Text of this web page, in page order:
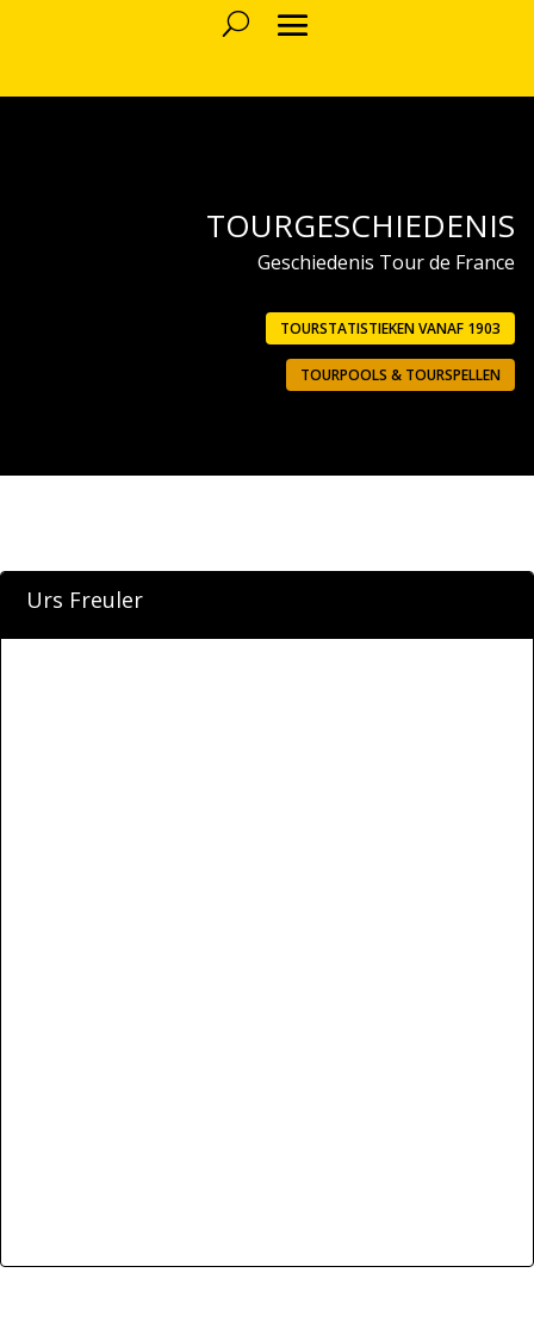
TOURGESCHIEDENIS
Geschiedenis Tour de France
TOURSTATISTIEKEN VANAF 1903
TOURPOOLS & TOURSPELLEN
Urs Freuler